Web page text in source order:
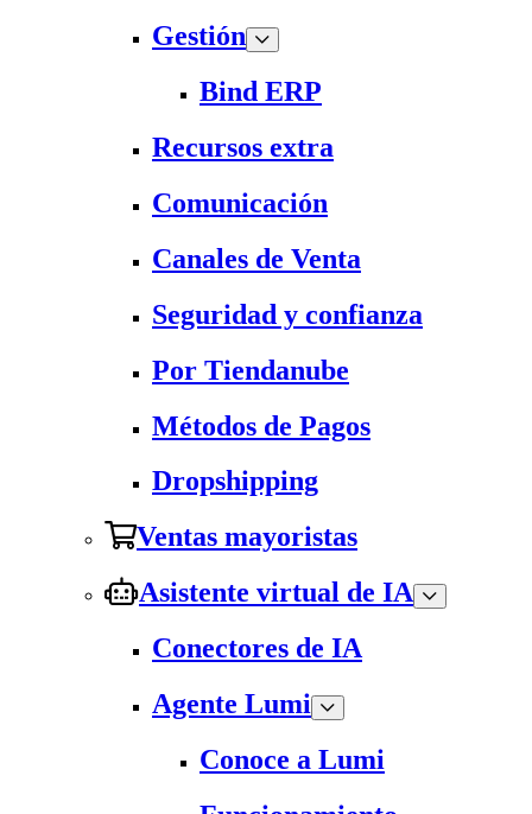
Gestión
Bind ERP
Recursos extra
Comunicación
Canales de Venta
Seguridad y confianza
Por Tiendanube
Métodos de Pagos
Dropshipping
Ventas mayoristas
Asistente virtual de IA
Conectores de IA
Agente Lumi
Conoce a Lumi